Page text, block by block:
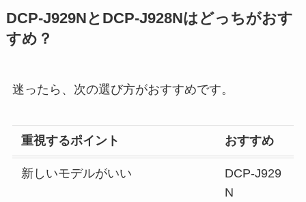
DCP-J929NとDCP-J928Nはどっちがおす
すめ？
迷ったら、次の選び方がおすすめです。
重視するポイント おすすめ
新しいモデルがいい
DCP-J929
N